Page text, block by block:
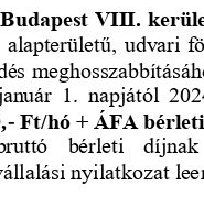
Budapest VIII.
alapterületű, udvari
1.  napjától
- Ft/hó + ÁFA
bérleti  díjnak
nyilatkozat